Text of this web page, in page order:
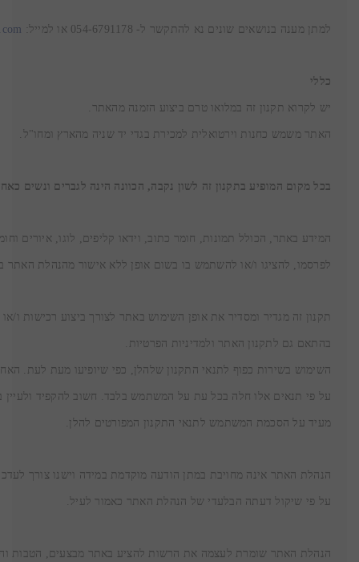
למתן מענה בנושאים שונים נא להתקשר ל- 054-6791178 או למייל:
כללי
יש לקרוא תקנון זה במלואו טרם ביצוע הזמנה מהאתר.
האתר משמש כחנות וירטואלית למכירת בגדי יד שניה מהארץ ומחו"ל.
בכל מקום המופיע בתקנון זה לשון נקבה, הכוונה הינה לגברים ונשים
לפרסמו, להציגו ו/או להשתמש בו בשום אופן ללא אישור מהנהלת האתר
מעיד על הסכמת המשתמש לתנאי התקנון המפורטים להלן.
על פי שיקול דעתה הבלעדי של הנהלת האתר כאמור לעיל.
הנהלת האתר שומרת לעצמה את הרשות להציע באתר מבצעים, הטבות